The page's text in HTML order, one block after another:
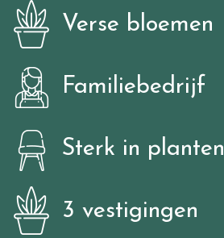
Verse bloemen
Familiebedrijf
Sterk in planten
3 vestigingen